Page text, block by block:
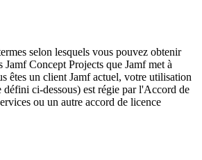
selon lesquels vous pouvez obtenir
Jamf Concept Projects que Jamf met à
êtes un client Jamf actuel, votre utilisation
ci-dessous) est régie par l'Accord de
ou un autre accord de licence